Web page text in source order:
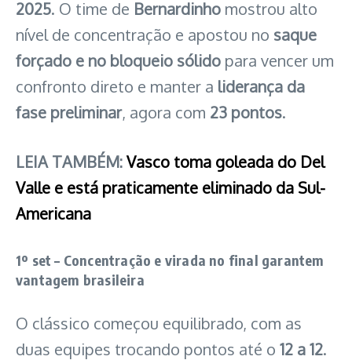
2025. O time de Bernardinho mostrou alto
nível de concentração e apostou no saque
forçado e no bloqueio sólido para vencer um
confronto direto e manter a liderança da
fase preliminar, agora com 23 pontos.
LEIA TAMBÉM:Vasco toma goleada do Del
Valle e está praticamente eliminado da Sul-
Americana
1º set – Concentração e virada no final garantem
vantagem brasileira
O clássico começou equilibrado, com as
duas equipes trocando pontos até o 12 a 12.